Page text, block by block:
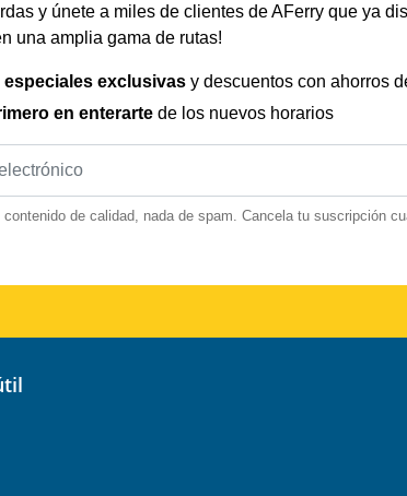
y únete a miles de clientes de AFerry que ya
una amplia gama de rutas!
especiales exclusivas y descuentos con ahorros
en enterarte de los nuevos horarios
de calidad, nada de spam. Cancela tu suscripción